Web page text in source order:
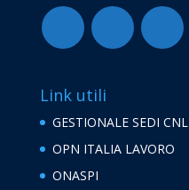
Link utili
GESTIONALE SEDI CNL
OPN ITALIA LAVORO
ONASPI